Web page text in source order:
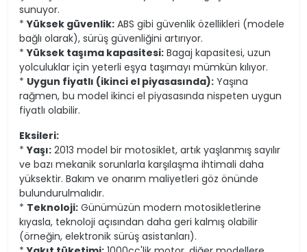
sunuyor.
*Yüksek güvenlik: ABS gibi güvenlik özellikleri (modele
bağlı olarak), sürüş güvenliğini artırıyor.
*Yüksek taşıma kapasitesi: Bagaj kapasitesi, uzun
yolculuklar için yeterli eşya taşımayı mümkün kılıyor.
* Uygun fiyatlı (ikinci el piyasasında): Yaşına
rağmen, bu model ikinci el piyasasında nispeten uygun
fiyatlı olabilir.
Eksileri:
*Yaşı: 2013 model bir motosiklet, artık yaşlanmış sayılır
ve bazı mekanik sorunlarla karşılaşma ihtimali daha
yüksektir. Bakım ve onarım maliyetleri göz önünde
bulundurulmalıdır.
* Teknoloji: Günümüzün modern motosikletlerine
kıyasla, teknoloji açısından daha geri kalmış olabilir
(örneğin, elektronik sürüş asistanları).